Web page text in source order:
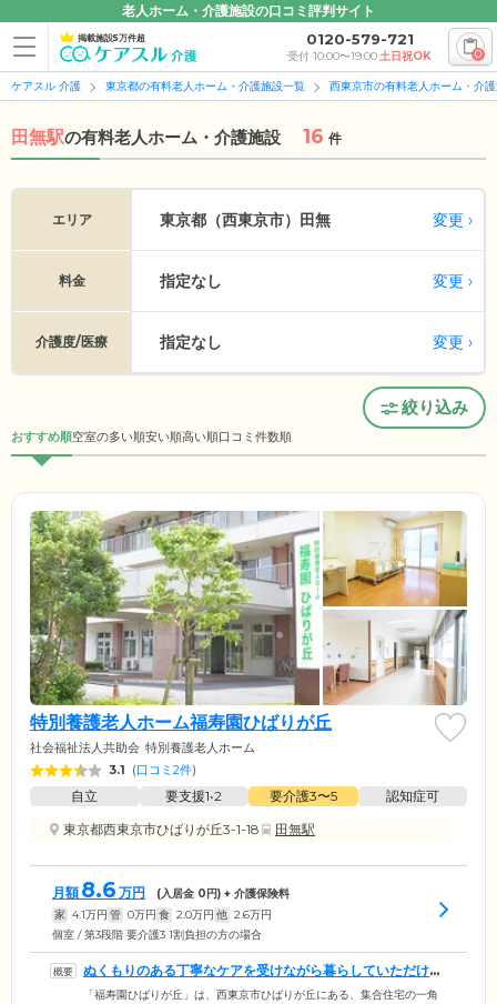
老人ホーム・介護施設の口コミ評判サイト
掲載施設5万件超 0120-579-721
受付 10:00〜19:00土日祝OK 0
ケアスル 介護 東京都の有料老人ホーム・介護施設一覧 西東京市の有料老人ホーム・介
田無駅の有料老人ホーム・介護施設 16 件
エリア 東京都（西東京市） 田無 変更
料金 指定なし 変更
介護度/医療 指定なし 変更
絞り込み
おすすめ順空室の多い順安い順高い順口コミ件数順
特別養護老人ホーム福寿園ひばりが丘
社会福祉法人共助会 特別養護老人ホーム
3.1 (口コミ2件)
自立 要支援1•2 要介護3〜5
認知症可
東京都西東京市ひばりが丘3-1-18
田無駅
月額 8.6 万円 (入居金 0円) + 介護保険料
家 4.1万円 管 0万円 食 2.0万円 他 2.6万円
個室 / 第3段階 要介護3 1割負担の方の場合
ぬくもりのある丁寧なケアを受けながら暮らしていただけま
す
「福寿園ひばりが丘」は、西東京市ひばりが丘にある、集合住宅の一角